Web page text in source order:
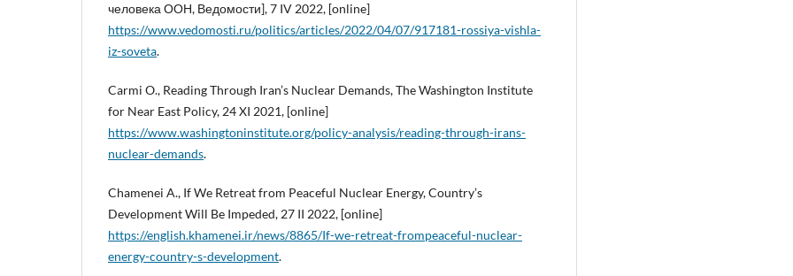
человека ООН, Ведомости], 7 IV 2022, [online]
https://www.vedomosti.ru/politics/articles/2022/04/07/917181-rossiya-vishla-
iz-soveta.
Carmi O., Reading Through Iran’s Nuclear Demands, The Washington Institute
for Near East Policy, 24 XI 2021, [online]
https://www.washingtoninstitute.org/policy-analysis/reading-through-irans-
nuclear-demands.
Chamenei A., If We Retreat from Peaceful Nuclear Energy, Country’s
Development Will Be Impeded, 27 II 2022, [online]
https://english.khamenei.ir/news/8865/If-we-retreat-frompeaceful-nuclear-
energy-country-s-development.